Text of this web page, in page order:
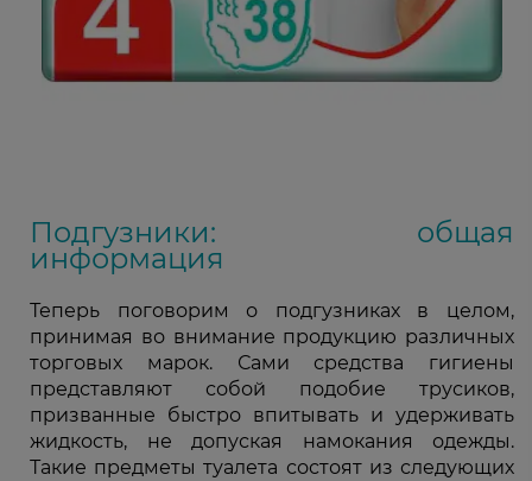
Подгузники: общая
информация
Теперь поговорим о подгузниках в целом,
принимая во внимание продукцию различных
торговых марок. Сами средства гигиены
представляют собой подобие трусиков,
призванные быстро впитывать и удерживать
жидкость, не допуская намокания одежды.
Такие предметы туалета состоят из следующих